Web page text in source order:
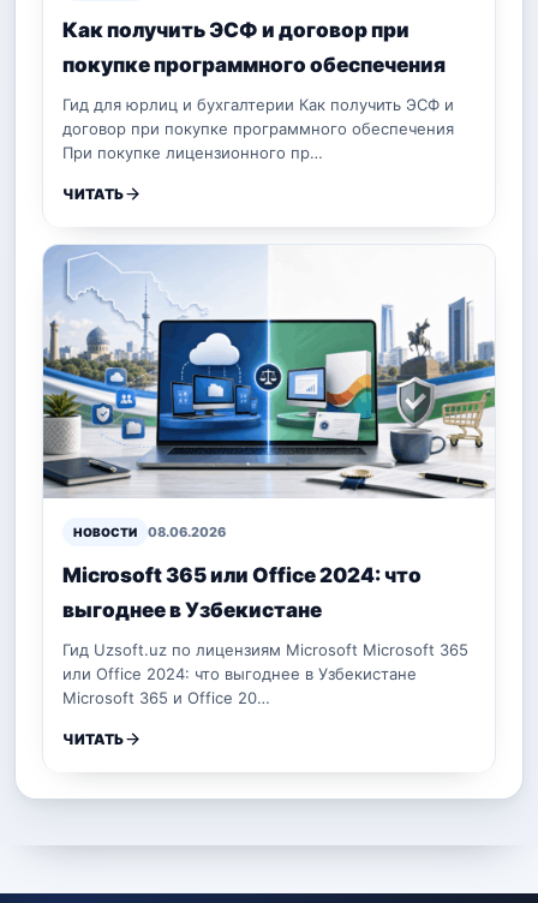
Как получить ЭСФ и договор при
покупке программного обеспечения
Гид для юрлиц и бухгалтерии Как получить ЭСФ и
договор при покупке программного обеспечения
При покупке лицензионного пр…
ЧИТАТЬ
НОВОСТИ 08.06.2026
Microsoft 365 или Office 2024: что
выгоднее в Узбекистане
Гид Uzsoft.uz по лицензиям Microsoft Microsoft 365
или Office 2024: что выгоднее в Узбекистане
Microsoft 365 и Office 20…
ЧИТАТЬ